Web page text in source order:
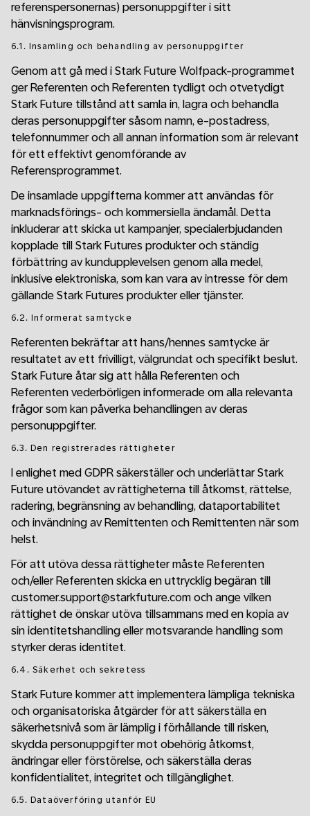
referenspersonernas) personuppgifter i sitt
hänvisningsprogram.
6.1. Insamling och behandling av personuppgifter
Genom att gå med i Stark Future Wolfpack-programmet
ger Referenten och Referenten tydligt och otvetydigt
Stark Future tillstånd att samla in, lagra och behandla
deras personuppgifter såsom namn, e-postadress,
telefonnummer och all annan information som är relevant
för ett effektivt genomförande av
Referensprogrammet.
De insamlade uppgifterna kommer att användas för
marknadsförings- och kommersiella ändamål. Detta
inkluderar att skicka ut kampanjer, specialerbjudanden
kopplade till Stark Futures produkter och ständig
förbättring av kundupplevelsen genom alla medel,
inklusive elektroniska, som kan vara av intresse för dem
gällande Stark Futures produkter eller tjänster.
6.2. Informerat samtycke
Referenten bekräftar att hans/hennes samtycke är
resultatet av ett frivilligt, välgrundat och specifikt beslut.
Stark Future åtar sig att hålla Referenten och
Referenten vederbörligen informerade om alla relevanta
frågor som kan påverka behandlingen av deras
personuppgifter.
6.3. Den registrerades rättigheter
I enlighet med GDPR säkerställer och underlättar Stark
Future utövandet av rättigheterna till åtkomst, rättelse,
radering, begränsning av behandling, dataportabilitet
och invändning av Remittenten och Remittenten när som
helst.
För att utöva dessa rättigheter måste Referenten
och/eller Referenten skicka en uttrycklig begäran till
customer.support@starkfuture.com och ange vilken
rättighet de önskar utöva tillsammans med en kopia av
sin identitetshandling eller motsvarande handling som
styrker deras identitet.
6.4. Säkerhet och sekretess
Stark Future kommer att implementera lämpliga tekniska
och organisatoriska åtgärder för att säkerställa en
säkerhetsnivå som är lämplig i förhållande till risken,
skydda personuppgifter mot obehörig åtkomst,
ändringar eller förstörelse, och säkerställa deras
konfidentialitet, integritet och tillgänglighet.
6.5. Dataöverföring utanför EU